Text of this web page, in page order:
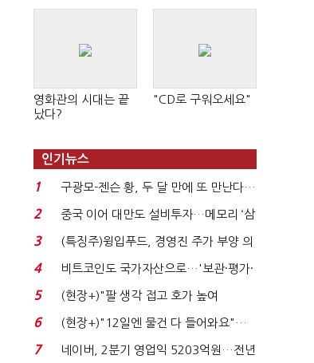
영화관의 시대는 끝
났다?
"CD로 구워오세요"
인기뉴스
1
구광모-젠슨 황, 두 달 만에 또 만난다…
로봇·AI 등 논...
2
중국 이어 대만도 설비투자…메모리 ‘삼
국전쟁’
3
(특징주)윙입푸드, 경영진 주가 부양 의
지에 상한가...
4
비트코인도 국가자산으로…'보관·평가·
처분' 기준은 ...
5
(현장+)"팔 생각 접고 호가 높여
요"…'덜 똘똘한 한 채' 20...
6
(현장+)"12일엔 물건 다 들어와요"…
빈 매대 채우며 문 연 ...
7
네이버, 2분기 영업익 5203억원…전년